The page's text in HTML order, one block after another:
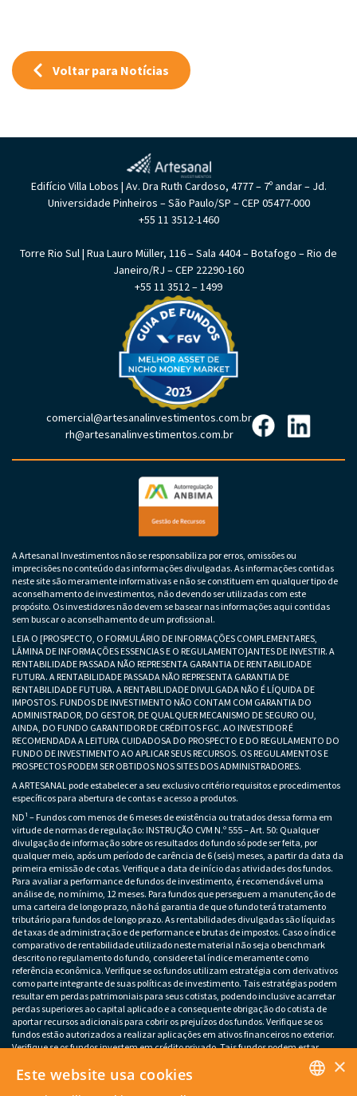
Voltar para Notícias
Edifício Villa Lobos | Av. Dra Ruth Cardoso, 4777 – 7º andar – Jd.
Universidade Pinheiros – São Paulo/SP – CEP 05477-000
+55 11 3512-1460
Torre Rio Sul | Rua Lauro Müller, 116 – Sala 4404 – Botafogo – Rio de
Janeiro/RJ – CEP 22290-160
+55 11 3512 – 1499
comercial@artesanalinvestimentos.com.br
rh@artesanalinvestimentos.com.br
A Artesanal Investimentos não se responsabiliza por erros, omissões ou
imprecisões no conteúdo das informações divulgadas. As informações contidas
neste site são meramente informativas e não se constituem em qualquer tipo de
aconselhamento de investimentos, não devendo ser utilizadas com este
propósito. Os investidores não devem se basear nas informações aqui contidas
sem buscar o aconselhamento de um profissional.
LEIA O [PROSPECTO, O FORMULÁRIO DE INFORMAÇÕES COMPLEMENTARES,
LÂMINA DE INFORMAÇÕES ESSENCIAS E O REGULAMENTO]ANTES DE INVESTIR. A
RENTABILIDADE PASSADA NÃO REPRESENTA GARANTIA DE RENTABILIDADE
FUTURA. A RENTABILIDADE PASSADA NÃO REPRESENTA GARANTIA DE
RENTABILIDADE FUTURA. A RENTABILIDADE DIVULGADA NÃO É LÍQUIDA DE
IMPOSTOS. FUNDOS DE INVESTIMENTO NÃO CONTAM COM GARANTIA DO
ADMINISTRADOR, DO GESTOR, DE QUALQUER MECANISMO DE SEGURO OU,
AINDA, DO FUNDO GARANTIDOR DE CRÉDITOS FGC. AO INVESTIDOR É
RECOMENDADA A LEITURA CUIDADOSA DO PROSPECTO E DO REGULAMENTO DO
FUNDO DE INVESTIMENTO AO APLICAR SEUS RECURSOS. OS REGULAMENTOS E
PROSPECTOS PODEM SER OBTIDOS NOS SITES DOS ADMINISTRADORES.
A ARTESANAL pode estabelecer a seu exclusivo critério requisitos e procedimentos
específicos para abertura de contas e acesso a produtos.
ND¹ – Fundos com menos de 6 meses de existência ou tratados dessa forma em
virtude de normas de regulação: INSTRUÇÃO CVM N.º 555 – Art. 50: Qualquer
divulgação de informação sobre os resultados do fundo só pode ser feita, por
qualquer meio, após um período de carência de 6 (seis) meses, a partir da data da
primeira emissão de cotas. Verifique a data de início das atividades dos fundos.
Para avaliar a performance de fundos de investimento, é recomendável uma
análise de, no mínimo, 12 meses. Para fundos que perseguem a manutenção de
uma carteira de longo prazo, não há garantia de que o fundo terá tratamento
tributário para fundos de longo prazo. As rentabilidades divulgadas são líquidas
de taxas de administração e de performance e brutas de impostos. Caso o índice
comparativo de rentabilidade utilizado neste material não seja o benchmark
descrito no regulamento do fundo, considere tal índice meramente como
referência econômica. Verifique se os fundos utilizam estratégia com derivativos
como parte integrante de suas políticas de investimento. Tais estratégias podem
resultar em perdas patrimoniais para seus cotistas, podendo inclusive acarretar
perdas superiores ao capital aplicado e a consequente obrigação do cotista de
aportar recursos adicionais para cobrir os prejuízos dos fundos. Verifique se os
fundos estão autorizados a realizar aplicações em ativos financeiros no exterior.
Verifique se os fundos investem em crédito privado. Tais fundos podem estar
sujeitos a risco de perda substancial do patrimônio líquido em caso de eventos
que acarretem o não pagamento dos ativos integrantes da sua carteira. Os
×
Este website usa cookies